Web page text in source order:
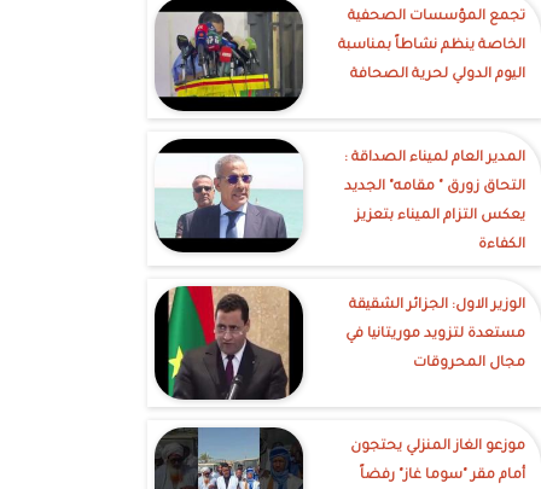
تجمع المؤسسات الصحفية
الخاصة ينظم نشاطاً بمناسبة
اليوم الدولي لحرية الصحافة
‎المدير العام لميناء الصداقة :
التحاق زورق " مقامه" الجديد
يعكس التزام الميناء بتعزيز
الكفاءة
الوزير الاول: الجزائر الشقيقة
مستعدة لتزويد موريتانيا في
مجال المحروقات
موزعو الغاز المنزلي يحتجون
أمام مقر "سوما غاز" رفضاً